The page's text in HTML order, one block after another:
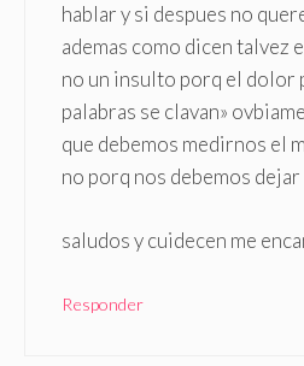
hablar y si despues no
ademas como dicen talvez
no un insulto porq el dolor
palabras se clavan»
que debemos medirnos el
no porq nos debemos
saludos y cuidecen me
Responder